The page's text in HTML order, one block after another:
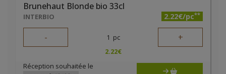
Brunehaut Blonde bio 33cl
INTERBIO 2.22€/pc**
- 1 pc +
2.22€
Réception souhaitée le